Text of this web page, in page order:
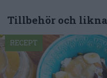
Tillbehör och
RECEPT